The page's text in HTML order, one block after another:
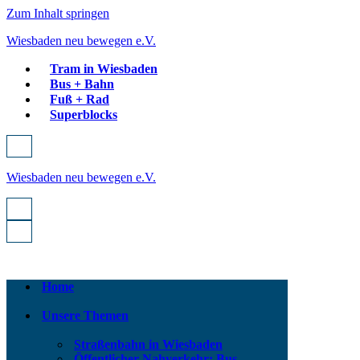
Zum Inhalt springen
Wiesbaden neu bewegen e.V.
Tram in Wiesbaden
Bus + Bahn
Fuß + Rad
Superblocks
Navigationsmenü
Wiesbaden neu bewegen e.V.
Navigationsmenü
Navigationsmenü
Home
Unsere Themen
Straßenbahn in Wiesbaden